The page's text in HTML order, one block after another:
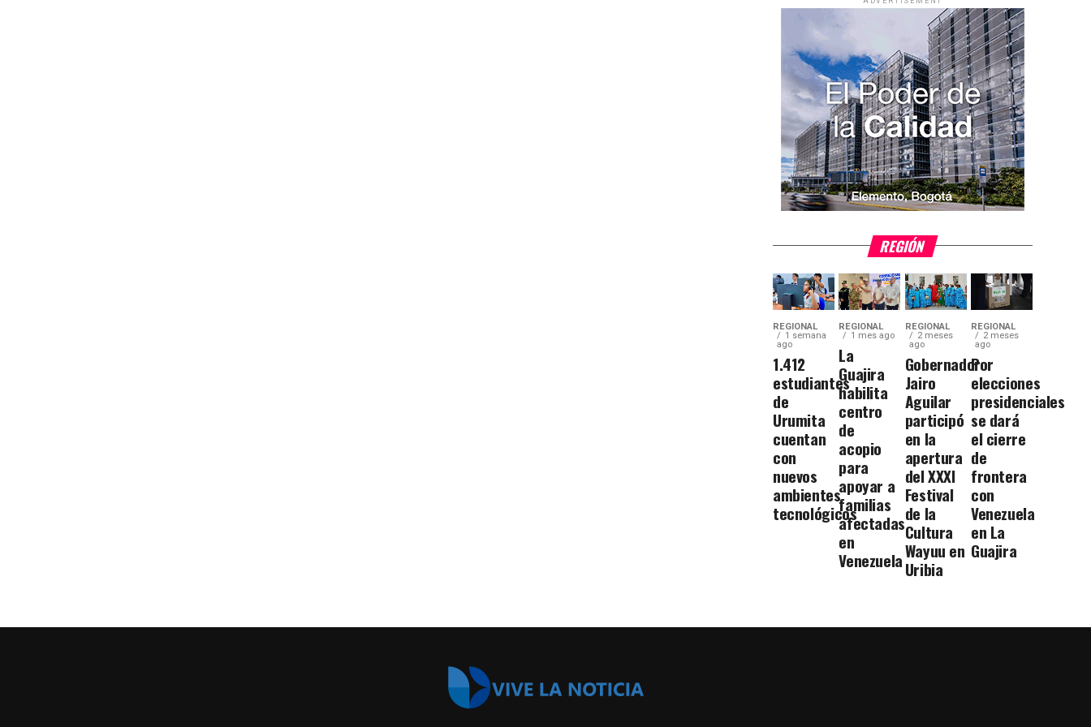
REGIÓN
REGIONAL
1 semana
ago
1.412
estudiantes
de
Urumita
cuentan
con
nuevos
ambientes
tecnológicos
REGIONAL
1 mes ago
La
Guajira
habilita
centro
de
acopio
para
apoyar a
familias
afectadas
en
Venezuela
REGIONAL
2 meses
ago
Gobernador
Jairo
Aguilar
participó
en la
apertura
del XXXI
Festival
de la
Cultura
Wayuu en
Uribia
REGIONAL
2 meses
ago
Por
elecciones
presidenciales
se dará
el cierre
de
frontera
con
Venezuela
en La
Guajira